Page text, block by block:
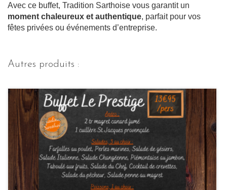
Avec ce buffet, Tradition Sarthoise vous garantit un
moment chaleureux et authentique, parfait pour vos
fêtes privées ou événements d’entreprise.
Autres produits :